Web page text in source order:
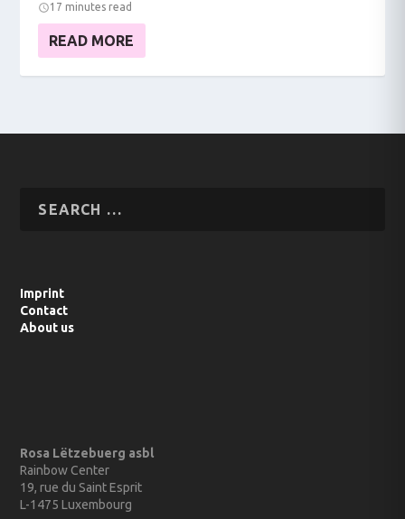
17 minutes read
READ MORE
Imprint
Contact
About us
Rosa Lëtzebuerg asbl
Rainbow Center
19, rue du Saint Esprit
L-1475 Luxembourg